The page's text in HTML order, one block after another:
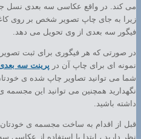
می کند. در واقع عکاسی سه بعدی نسل
زیرا به جای چاپ تصویر شخص بر روی
فیگور سه بعدی از وی تحویل می دهد.
در صورتی که هر فیگوری برای ثبت
نمونه ای برای چاپ آن در پرینت سه
شما می توانید تصاویر چاپ شده ی
نگهدارید همچنین می توانید این مجسمه
داشته باشید.
قبل از اقدام به ساخت مجسمه ی خودتان
نظر دارید ، ابتدا با استفاده از